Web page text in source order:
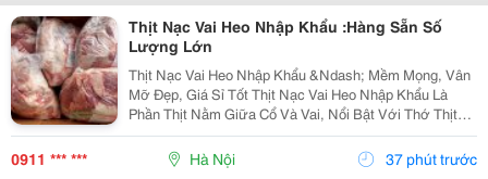
Thịt Nạc Vai Heo Nhập Khẩu :Hàng Sẵn Số
Lượng Lớn
Thịt Nạc Vai Heo Nhập Khẩu &Ndash; Mềm Mọng, Vân
Mỡ Đẹp, Giá Sỉ Tốt Thịt Nạc Vai Heo Nhập Khẩu Là
Phần Thịt Nằm Giữa Cổ Và Vai, Nổi Bật Với Thớ Thịt
Săn Chắc, Tỷ Lệ Nạc Cao Và Các Vân Mỡ Mảnh Phân
Bố Tự Nhiên . Sự Kết Hợp Hài Hòa Giữa Nạc Và Mỡ...
0911 *** *** Hà Nội 37 phút trước